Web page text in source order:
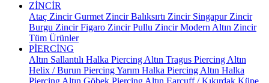
ZİNCİR
Ataç ZincirGurmet ZincirBalıksırtı Zincir Singapur Zincir
Burgu ZincirFigaro ZincirPullu ZincirModern Altın Zincir
Tüm Ürünler
PİERCİNG
Altın Sallantılı Halka Piercing Altın Tragus Piercing Altın
Helix / Burun PiercingYarım Halka Piercing Altın Halka
Piercing Altın Göbek Piercing Altın Earcuff / Kıkırdak Küpe